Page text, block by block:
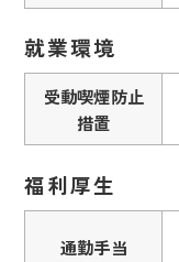
就業環境
受動喫煙防止
措置
福利厚生
通勤手当